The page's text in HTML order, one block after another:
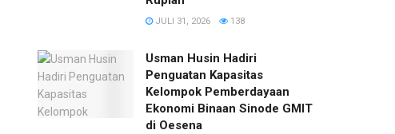
JULI 31, 2026 138
​Usman Husin Hadiri
Penguatan Kapasitas
Kelompok Pemberdayaan
Ekonomi Binaan Sinode GMIT
di Oesena